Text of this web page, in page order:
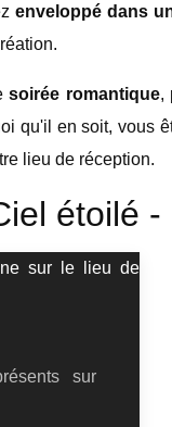
enveloppé dans
soirée romantique,
qu'il en soit, vous
lieu de réception.
étoilé
sur